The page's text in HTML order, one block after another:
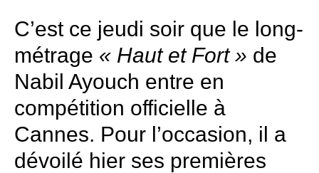
C’est ce jeudi soir que le long-
métrage « Haut et Fort » de
Nabil Ayouch entre en
compétition officielle à
Cannes. Pour l’occasion, il a
dévoilé hier ses premières